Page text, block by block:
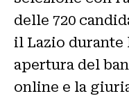
delle 720
il Lazio durante
apertura del
online e la